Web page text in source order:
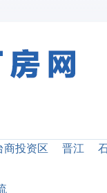
商投资区 晋江